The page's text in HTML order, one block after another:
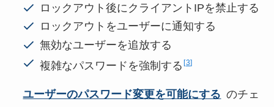
ロックアウト後にクライアントIPを禁止する
ロックアウトをユーザーに通知する
無効なユーザーを追放する
複雑なパスワードを強制する 3
ユーザーのパスワード変更を可能にする のチェ